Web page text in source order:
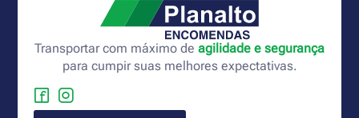
Transportar com máximo de agilidade e segurança
para cumpir suas melhores expectativas.